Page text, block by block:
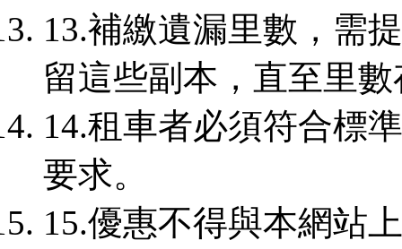
13.補繳遺漏里數，需
留這些副本，直至里
14.租車者必須符合標
要求。
15.優惠不得與本網站